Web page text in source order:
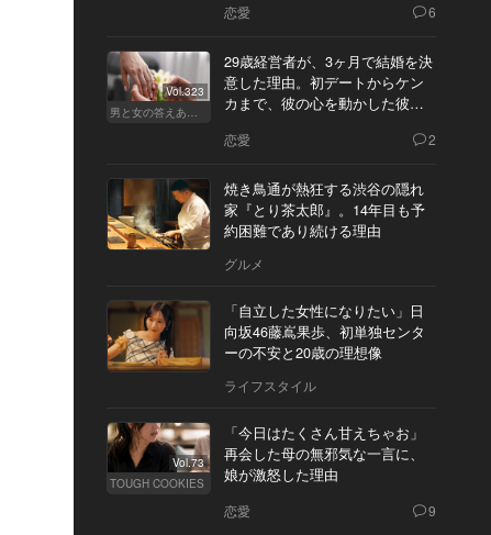
恋愛 6
Vol.323
男と女の答えあわせ【Q】
29歳経営者が、3ヶ月で結婚を決
意した理由。初デートからケン
カまで、彼の心を動かした彼女
恋愛 2
焼き鳥通が熱狂する渋谷の隠れ
家『とり茶太郎』。14年目も予
約困難であり続ける理由
グルメ
「自立した女性になりたい」日
向坂46藤嶌果歩、初単独センタ
ーの不安と20歳の理想像
ライフスタイル
Vol.73
TOUGH COOKIES
「今日はたくさん甘えちゃお」
再会した母の無邪気な一言に、
娘が激怒した理由
恋愛 9